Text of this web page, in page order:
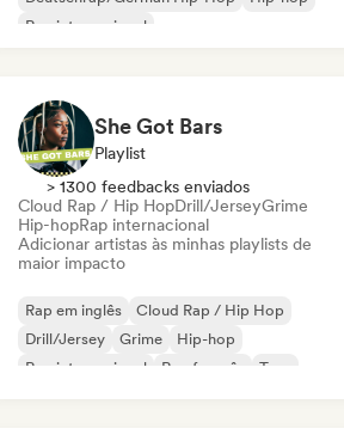
Rap internacional
She Got Bars
Playlist
> 1300 feedbacks enviados
Cloud Rap / Hip HopDrill/JerseyGrime
Hip-hopRap internacional
Adicionar artistas às minhas playlists de
maior impacto
Rap em inglês
Cloud Rap / Hip Hop
Drill/Jersey
Grime
Hip-hop
Rap internacional
Rap francês Trap